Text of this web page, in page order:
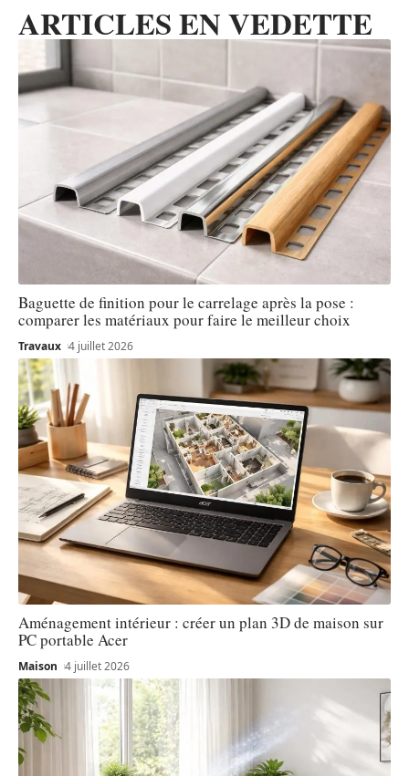
ARTICLES EN VEDETTE
Baguette de finition pour le carrelage après la pose :
comparer les matériaux pour faire le meilleur choix
Travaux 4 juillet 2026
Aménagement intérieur : créer un plan 3D de maison sur
PC portable Acer
Maison 4 juillet 2026